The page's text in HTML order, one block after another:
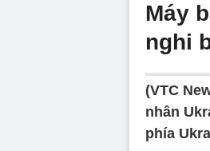
Máy
nghi
(VTC
nhân
phía